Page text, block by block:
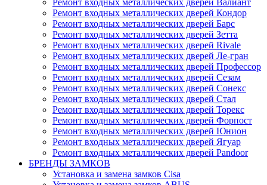
Ремонт входных металлических дверей Валиант
Ремонт входных металлических дверей Кондор
Ремонт входных металлических дверей Барс
Ремонт входных металлических дверей Зетта
Ремонт входных металлических дверей Rivale
Ремонт входных металлических дверей Ле-гран
Ремонт входных металлических дверей Профессор
Ремонт входных металлических дверей Сезам
Ремонт входных металлических дверей Сонекс
Ремонт входных металлических дверей Стал
Ремонт входных металлических дверей Торекс
Ремонт входных металлических дверей Форпост
Ремонт входных металлических дверей Юнион
Ремонт входных металлических дверей Ягуар
Ремонт входных металлических дверей Pandoor
БРЕНДЫ ЗАМКОВ
Установка и замена замков Cisa